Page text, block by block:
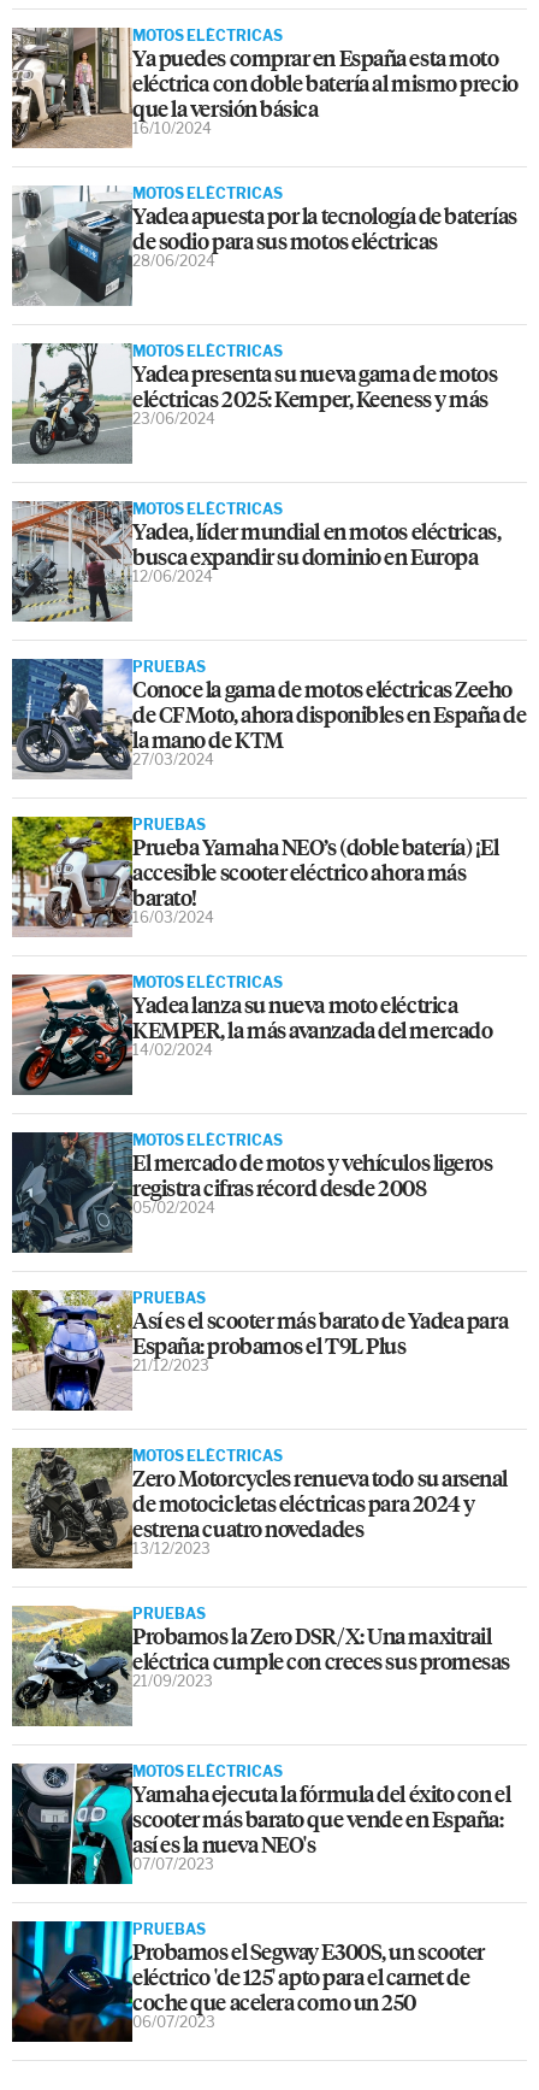
MOTOS ELÉCTRICAS
Ya puedes comprar en España esta moto
eléctrica con doble batería al mismo precio
que la versión básica
16/10/2024
MOTOS ELÉCTRICAS
Yadea apuesta por la tecnología de baterías
de sodio para sus motos eléctricas
28/06/2024
MOTOS ELÉCTRICAS
Yadea presenta su nueva gama de motos
eléctricas 2025: Kemper, Keeness y más
23/06/2024
MOTOS ELÉCTRICAS
Yadea, líder mundial en motos eléctricas,
busca expandir su dominio en Europa
12/06/2024
PRUEBAS
Conoce la gama de motos eléctricas Zeeho
de CFMoto, ahora disponibles en España de
la mano de KTM
27/03/2024
PRUEBAS
Prueba Yamaha NEO’s (doble batería) ¡El
accesible scooter eléctrico ahora más
barato!
16/03/2024
MOTOS ELÉCTRICAS
Yadea lanza su nueva moto eléctrica
KEMPER, la más avanzada del mercado
14/02/2024
MOTOS ELÉCTRICAS
El mercado de motos y vehículos ligeros
registra cifras récord desde 2008
05/02/2024
PRUEBAS
Así es el scooter más barato de Yadea para
España: probamos el T9L Plus
21/12/2023
MOTOS ELÉCTRICAS
Zero Motorcycles renueva todo su arsenal
de motocicletas eléctricas para 2024 y
estrena cuatro novedades
13/12/2023
PRUEBAS
Probamos la Zero DSR/X: Una maxitrail
eléctrica cumple con creces sus promesas
21/09/2023
MOTOS ELÉCTRICAS
Yamaha ejecuta la fórmula del éxito con el
scooter más barato que vende en España:
así es la nueva NEO's
07/07/2023
PRUEBAS
Probamos el Segway E300S, un scooter
eléctrico 'de 125' apto para el carnet de
coche que acelera como un 250
06/07/2023